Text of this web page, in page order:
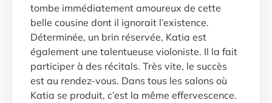
tombe immédiatement amoureux de cette
belle cousine dont il ignorait l’existence.
Déterminée, un brin réservée, Katia est
également une talentueuse violoniste. Il la fait
participer à des récitals. Très vite, le succès
est au rendez-vous. Dans tous les salons où
Katia se produit, c’est la même effervescence.